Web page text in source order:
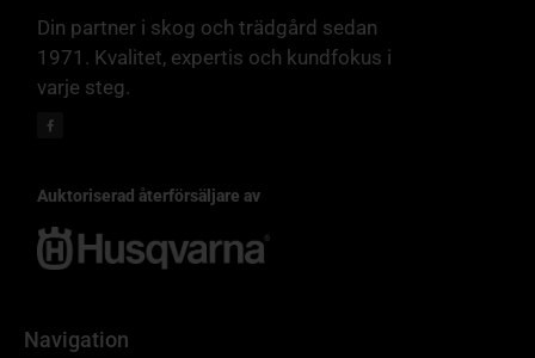
Din partner i skog och trädgård sedan
1971. Kvalitet, expertis och kundfokus i
varje steg.
Auktoriserad återförsäljare av
Navigation